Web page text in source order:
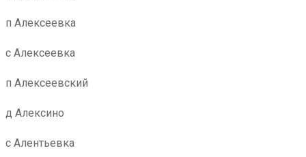
п Алексеевка
с Алексеевка
п Алексеевский
д Алексино
с Алентьевка